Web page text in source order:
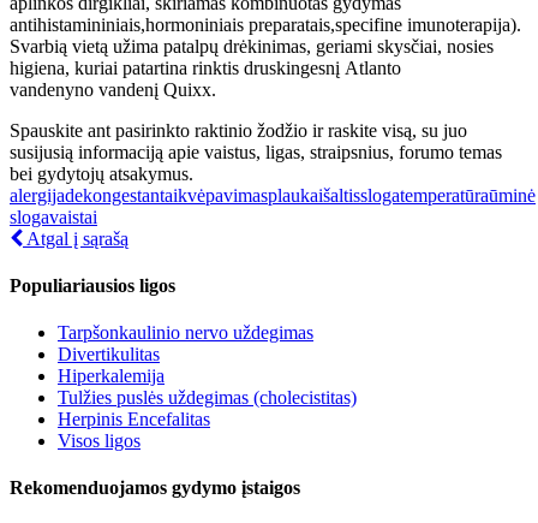
antihistamininiais,hormoniniais preparatais,specifine imunoterapija).
Svarbią vietą užima patalpų drėkinimas, geriami skysčiai, nosies
higiena, kuriai patartina rinktis druskingesnį Atlanto
vandenyno vandenį Quixx.
Spauskite ant pasirinkto raktinio žodžio ir raskite visą, su juo
susijusią informaciją apie vaistus, ligas, straipsnius, forumo temas
bei gydytojų atsakymus.
alergijadekongestantaikvėpavimasplaukaišaltisslogatemperatūraūminė
slogavaistai
Atgal į sąrašą
Populiariausios ligos
Tarpšonkaulinio nervo uždegimas
Divertikulitas
Hiperkalemija
Tulžies puslės uždegimas (cholecistitas)
Herpinis Encefalitas
Visos ligos
Rekomenduojamos gydymo įstaigos